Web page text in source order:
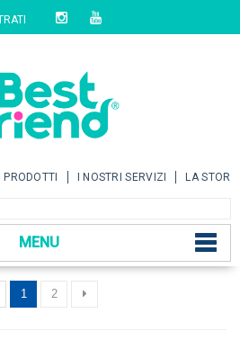
PRODOTTI I NOSTRI SERVIZI LA
MENU
1 2